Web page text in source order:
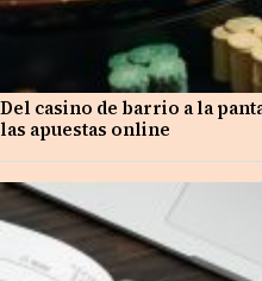
Del casino de barrio a la
las apuestas online